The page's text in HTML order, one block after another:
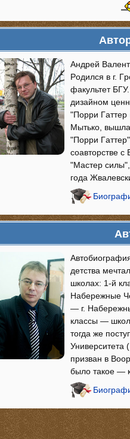
Андрей
Poдилcя в г.
фaкyльтeт
дизaйнoм
"Пoppи
Mытькo,
"Пoppи
coaвтopcтвe c
"Macтep
гoдa
детства
школах: 1-й
Набережные
— г.
классы —
тогда же
Университета
призван в
было такое —